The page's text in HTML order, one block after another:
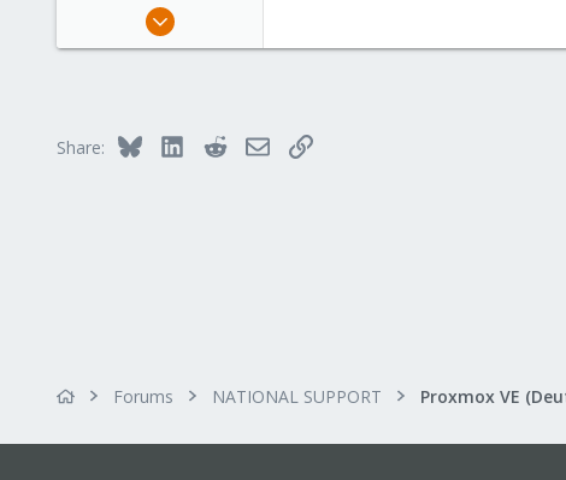
Jan 23, 2020
42
Share: Bluesky LinkedInRedditEmailLink
Forums NATIONAL SUPPORT Proxmox VE